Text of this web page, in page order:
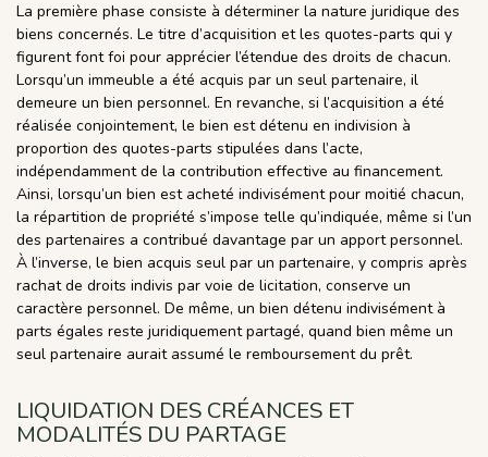
La première phase consiste à déterminer la nature juridique des
biens concernés. Le titre d’acquisition et les quotes-parts qui y
figurent font foi pour apprécier l’étendue des droits de chacun.
Lorsqu’un immeuble a été acquis par un seul partenaire, il
demeure un bien personnel. En revanche, si l’acquisition a été
réalisée conjointement, le bien est détenu en indivision à
proportion des quotes-parts stipulées dans l’acte,
indépendamment de la contribution effective au financement.
Ainsi, lorsqu’un bien est acheté indivisément pour moitié chacun,
la répartition de propriété s’impose telle qu’indiquée, même si l’un
des partenaires a contribué davantage par un apport personnel.
À l’inverse, le bien acquis seul par un partenaire, y compris après
rachat de droits indivis par voie de licitation, conserve un
caractère personnel. De même, un bien détenu indivisément à
parts égales reste juridiquement partagé, quand bien même un
seul partenaire aurait assumé le remboursement du prêt.
LIQUIDATION DES CRÉANCES ET
MODALITÉS DU PARTAGE